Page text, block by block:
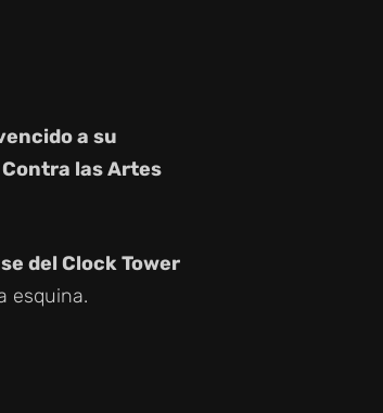
a su
las Artes
del Clock Tower
esquina.